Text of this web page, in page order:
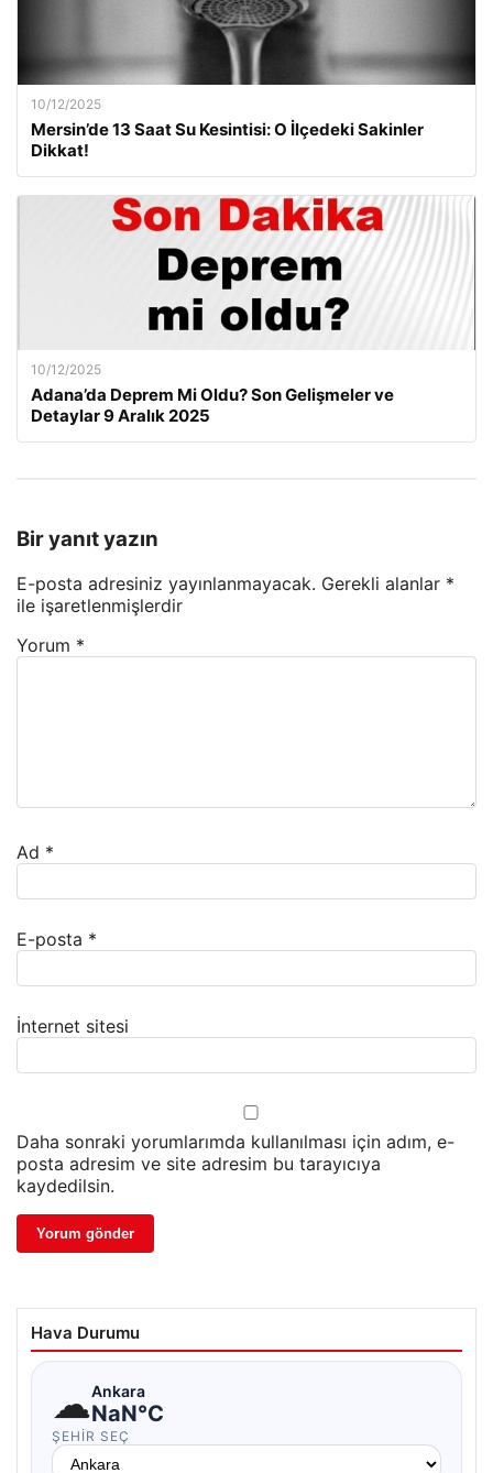
10/12/2025
Mersin’de 13 Saat Su Kesintisi: O İlçedeki Sakinler
Dikkat!
10/12/2025
Adana’da Deprem Mi Oldu? Son Gelişmeler ve
Detaylar 9 Aralık 2025
Bir yanıt yazın
E-posta adresiniz yayınlanmayacak. Gerekli alanlar *
ile işaretlenmişlerdir
Yorum *
Ad *
E-posta *
İnternet sitesi
Daha sonraki yorumlarımda kullanılması için adım, e-
posta adresim ve site adresim bu tarayıcıya
kaydedilsin.
Hava Durumu
☁Ankara
NaN°C
ŞEHIR SEÇ